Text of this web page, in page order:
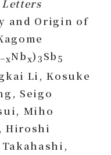
and Origin of
Nbx)3 Sb 5
Li, Kosuke
Seigo
Miho
Hiroshi